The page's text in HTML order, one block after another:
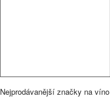
Nejprodávanější značky na víno